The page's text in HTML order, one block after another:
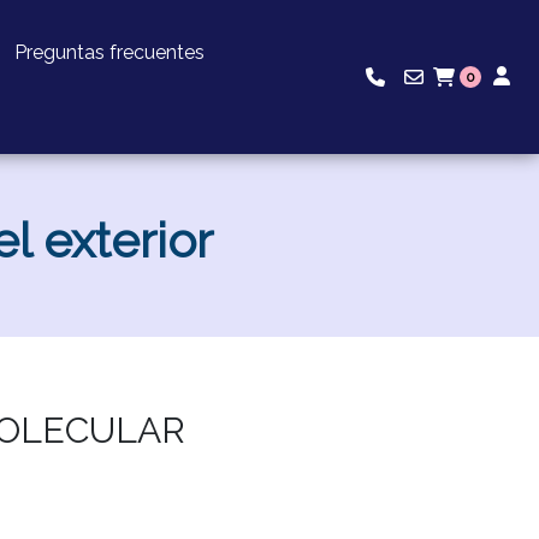
Preguntas frecuentes
0
exterior